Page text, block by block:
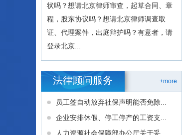
状吗？想请北京律师审查，起草合同、章
程，股东协议吗？想请北京律师调查取
证、代理案件，出庭辩护吗？有意者，请
登录北京...
+more
法律顾问服务
员工签自动放弃社保声明能否免除...
企业安排休假、停工停产的工资支...
人力资源社会保障部办公厅关于妥...